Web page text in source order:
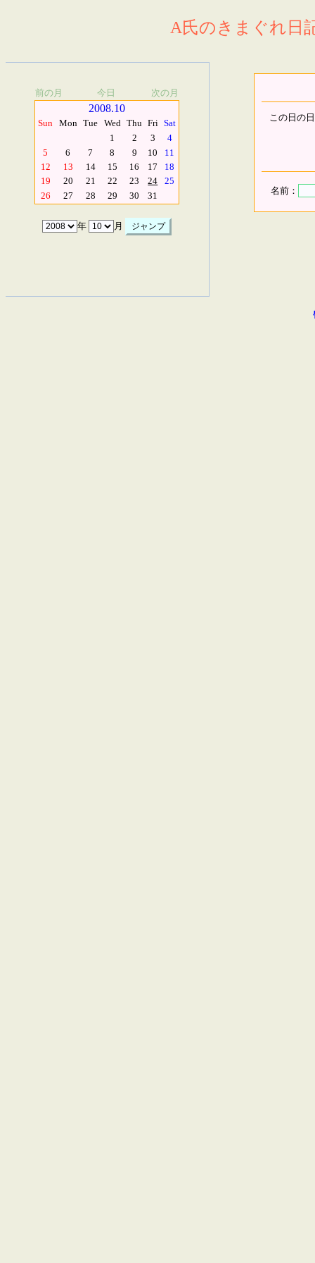
A氏のきまぐれ日
前の月 今日 次の月
2008.10
Sun Mon Tue Wed Thu Fri Sat
1
2 3
4
5
6 7 8 9 10
11
12
13 14 15 16 17
18
19
20 21 22 23 24
25
26
27 28 29 30 31
年 月
この日の
名前：